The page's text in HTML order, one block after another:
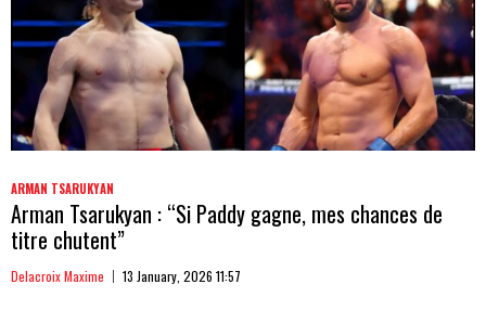
ARMAN TSARUKYAN
Arman Tsarukyan : “Si Paddy gagne, mes chances de
titre chutent”
Delacroix Maxime 13 January, 2026 11:57